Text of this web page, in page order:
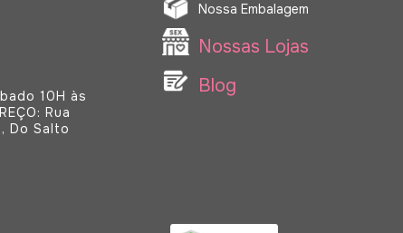
Bahia - 814, Do Salto
Nossa Embalagem
Nossas Lojas
Blog